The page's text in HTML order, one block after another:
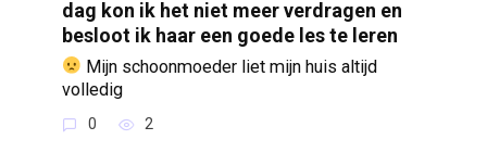
dag kon ik het niet meer verdragen en
besloot ik haar een goede les te leren
Mijn schoonmoeder liet mijn huis altijd
volledig
0 2